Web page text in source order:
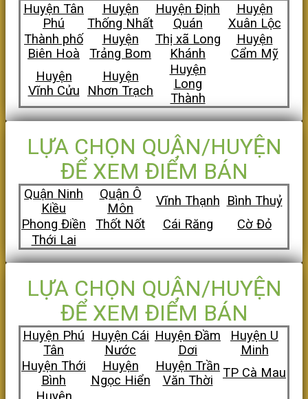
Huyện Tân
Phú
Huyện
Thống Nhất
Huyện Định
Quán
Huyện
Xuân Lộc
Thành phố
Biên Hoà
Huyện
Trảng Bom
Thị xã Long
Khánh
Huyện
Cẩm Mỹ
Huyện
Vĩnh Cửu
Huyện
Nhơn Trạch
Huyện
Long
Thành
LỰA CHỌN QUẬN/HUYỆN
ĐỂ XEM ĐIỂM BÁN
Quận Ninh
Kiều
Quận Ô
Môn
Vĩnh Thạnh
Bình Thuỷ
Phong Điền
Thốt Nốt Cái Răng
Cờ Đỏ
Thới Lai
LỰA CHỌN QUẬN/HUYỆN
ĐỂ XEM ĐIỂM BÁN
Huyện Phú
Tân
Huyện Cái
Nước
Huyện Đầm
Dơi
Huyện U
Minh
Huyện Thới
Bình
Huyện
Ngọc Hiển
Huyện Trần
Văn Thời
TP Cà Mau
Huyện